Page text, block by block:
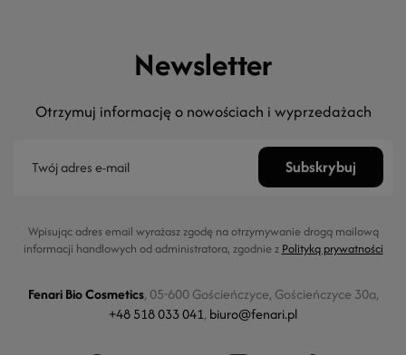
Newsletter
Otrzymuj informację o nowościach i wyprzedażach
Wpisując adres email wyrażasz zgodę na otrzymywanie drogą mailową
informacji handlowych od administratora, zgodnie z Polityką prywatności
Fenari Bio Cosmetics, 05-600 Gościeńczyce, Gościeńczyce 30a,
+48 518 033 041, biuro@fenari.pl